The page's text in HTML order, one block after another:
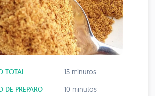
TOTAL 15 minutos
DE PREPARO 10 minutos